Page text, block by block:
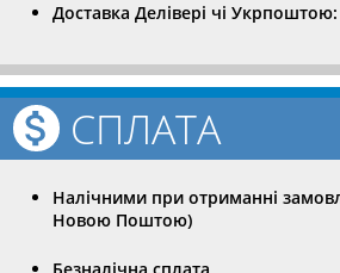
Доставка Делівері чі Укрпоштою:
СПЛАТА
Налічними при отриманні
Новою Поштою)